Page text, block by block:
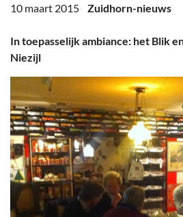
Bedrijven
Prikbord & Aanbiedingen
Plaats bericht
10 maart 2015 Zuidhorn-nieuws
In toepasselijk ambiance: het Blik
Niezijl